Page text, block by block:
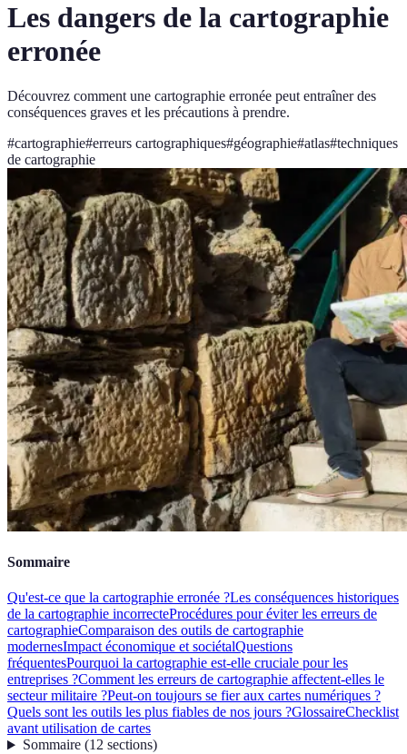
Les dangers de la cartographie
erronée
Découvrez comment une cartographie erronée peut entraîner des
conséquences graves et les précautions à prendre.
#cartographie#erreurs cartographiques#géographie#atlas#techniques
de cartographie
Sommaire
Qu'est-ce que la cartographie erronée ?Les conséquences historiques
de la cartographie incorrecteProcédures pour éviter les erreurs de
cartographieComparaison des outils de cartographie
modernesImpact économique et sociétalQuestions
fréquentesPourquoi la cartographie est-elle cruciale pour les
entreprises ?Comment les erreurs de cartographie affectent-elles le
secteur militaire ?Peut-on toujours se fier aux cartes numériques ?
Quels sont les outils les plus fiables de nos jours ?GlossaireChecklist
avant utilisation de cartes
Sommaire(12 sections)